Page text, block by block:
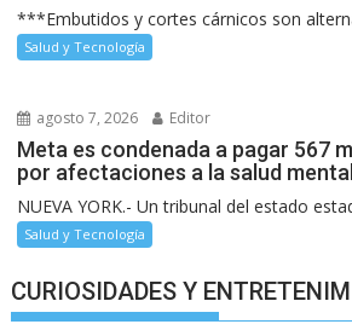
***Embutidos y cortes cárnicos son
Salud y Tecnología
agosto 7, 2026 Editor
Meta es condenada a pagar 567
por afectaciones a la salud
NUEVA YORK.- Un tribunal del estado
Salud y Tecnología
CURIOSIDADES Y